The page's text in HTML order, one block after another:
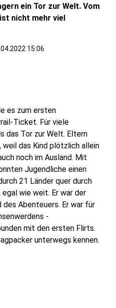
ein Tor zur Welt. Vom
nicht mehr viel
15:06
es zum ersten
Ticket. Für viele
das Tor zur Welt. Eltern
das Kind plötzlich allein
noch im Ausland. Mit
Jugendliche einen
21 Länder quer durch
egal wie weit. Er war der
Abenteuers. Er war für
-
mit den ersten Flirts.
unterwegs kennen.